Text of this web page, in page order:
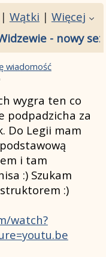
| Wątki | Więcej
- nowy
wiadomość
wygra ten co
podpadzicha za
Do Legii mam
i tam
:) Szukam
:)
watch?